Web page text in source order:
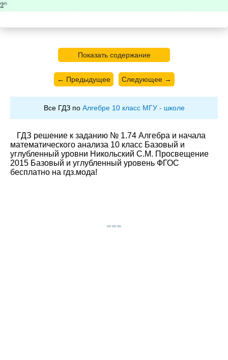
Показать содержание
← Предыдущее Следующее →
Все ГДЗ по Алгебре 10 класс МГУ - школе
ГДЗ решение к заданию № 1.74 Алгебра и начала
математического анализа 10 класс Базовый и
углубленный уровни Никольский С.М. Просвещение
2015 Базовый и углубленный уровень ФГОС
бесплатно на гдз.мода!